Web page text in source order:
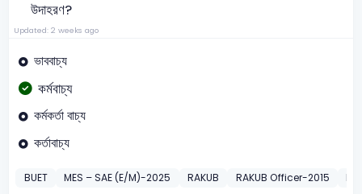
উদাহরণ?
Updated: 2 weeks ago
ভাববাচ্য
কর্মবাচ্য
কর্মকর্তা বাচ্য
কর্তাবাচ্য
BUET MES – SAE (E/M)-2025 RAKUB RAKUB Officer-2015